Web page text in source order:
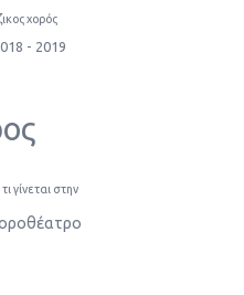
χορός
- 2019
τι γίνεται στην